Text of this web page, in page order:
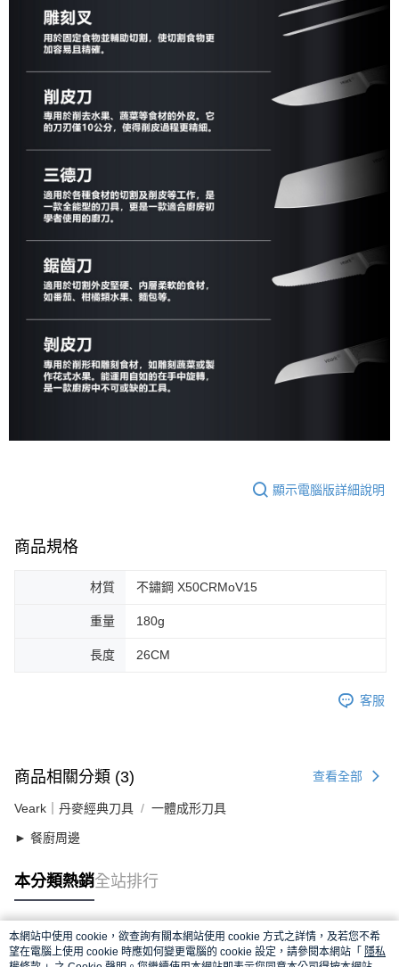
顯示電腦版詳細說明
商品規格
材質 不鏽鋼 X50CRMoV15
重量 180g
長度 26CM
客服
商品相關分類 (3) 查看全部
Veark｜丹麥經典刀具 一體成形刀具
► 餐廚周邊
本分類熱銷全站排行
熱門標籤
本網站中使用 cookie，欲查詢有關本網站使用 cookie 方式之詳情，及若您不希
望在電腦上使用 cookie 時應如何變更電腦的 cookie 設定，請參閱本網站「 隱私